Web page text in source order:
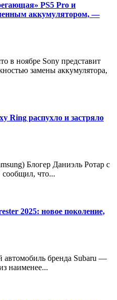
PS5 Pro и
аккумулятором, —
замены аккумулятора,
Ring распухло и застряло
сообщил, что...
2025: новое поколение,
наименее...